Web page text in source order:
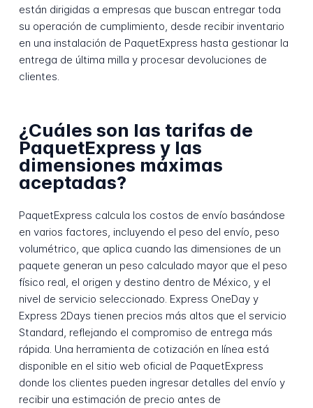
están dirigidas a empresas que buscan entregar toda
su operación de cumplimiento, desde recibir inventario
en una instalación de PaquetExpress hasta gestionar la
entrega de última milla y procesar devoluciones de
clientes.
¿Cuáles son las tarifas de
PaquetExpress y las
dimensiones máximas
aceptadas?
PaquetExpress calcula los costos de envío basándose
en varios factores, incluyendo el peso del envío, peso
volumétrico, que aplica cuando las dimensiones de un
paquete generan un peso calculado mayor que el peso
físico real, el origen y destino dentro de México, y el
nivel de servicio seleccionado. Express OneDay y
Express 2Days tienen precios más altos que el servicio
Standard, reflejando el compromiso de entrega más
rápida. Una herramienta de cotización en línea está
disponible en el sitio web oficial de PaquetExpress
donde los clientes pueden ingresar detalles del envío y
recibir una estimación de precio antes de